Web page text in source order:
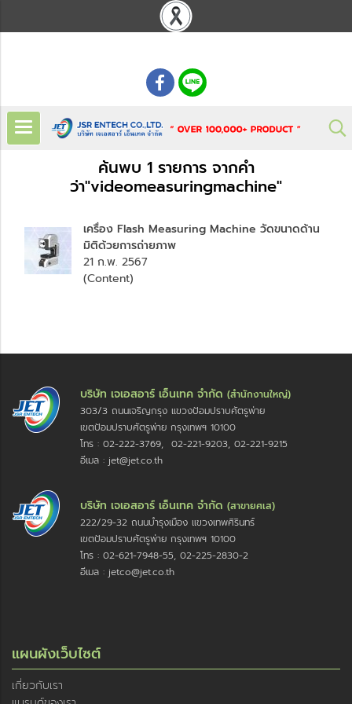
ค้นพบ 1 รายการ จากคำ
ว่า"videomeasuringmachine"
เครื่อง Flash Measuring Machine วัดขนาดด้าน
มิติด้วยการถ่ายภาพ
21 ก.พ. 2567
(Content)
บริษัท เจเอสอาร์ เอ็นเทค จำกัด (สำนักงานใหญ่)
303/3 ถนนเจริญกรุง แขวงป้อมปราบศัตรูพ่าย
เขตป้อมปราบศัตรูพ่าย กรุงเทพฯ 10100
โทร : 02-222-3769, 02-221-9203, 02-221-9215
อีเมล : jet@jet.co.th
บริษัท เจเอสอาร์ เอ็นเทค จำกัด (สาขายศเส)
222/29-32 ถนนบำรุงเมือง แขวงเทพศิรินทร์
เขตป้อมปราบศัตรูพ่าย กรุงเทพฯ 10100
โทร : 02-621-7948-55, 02-225-2830-2
อีเมล : jetco@jet.co.th
แผนผังเว็บไซต์
เกี่ยวกับเรา